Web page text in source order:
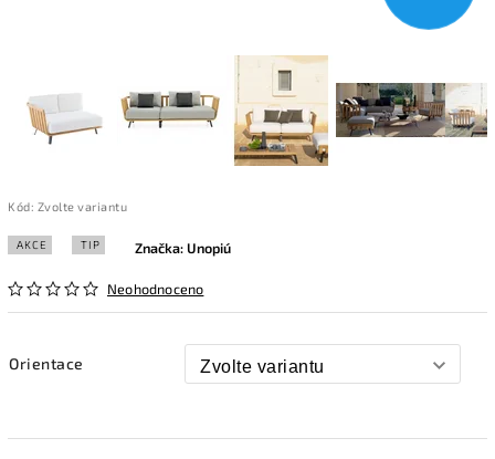
Kód: Zvolte variantu
AKCE TIP
Neohodnoceno
Značka:Unopiú
Orientace